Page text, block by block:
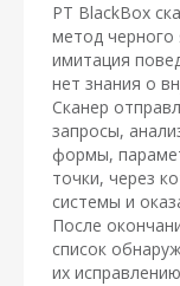
PT BlackBox
метод
имитация
нет знания о
Сканер
запросы,
формы,
точки, через
системы и
После
список
их